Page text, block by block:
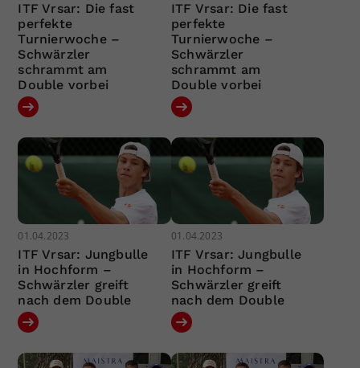
ITF Vrsar: Die fast
perfekte
Turnierwoche –
Schwärzler
schrammt am
Double vorbei
ITF Vrsar: Die fast
perfekte
Turnierwoche –
Schwärzler
schrammt am
Double vorbei
01.04.2023
ITF Vrsar: Jungbulle
in Hochform –
Schwärzler greift
nach dem Double
01.04.2023
ITF Vrsar: Jungbulle
in Hochform –
Schwärzler greift
nach dem Double